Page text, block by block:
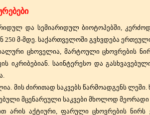
და სემიარიდულ ბიოტოპებში,
მ-მდე. საქართველოში გვხვდება
ცხოველია, მარტოული ცხოვრების
იკრიბებიან. საინტერესო და
მის ძირითად საკვებს წარმოადგენს
მცენარეული საკვები მხოლოდ მეორადი
არის აქტიური, ფარული ცხოვრების